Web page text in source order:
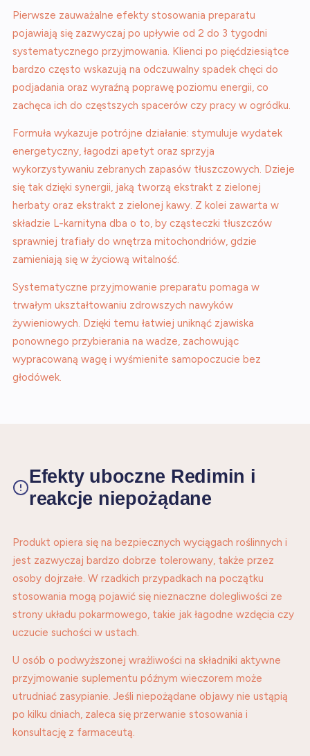
Pierwsze zauważalne efekty stosowania preparatu
pojawiają się zazwyczaj po upływie od 2 do 3 tygodni
systematycznego przyjmowania. Klienci po pięćdziesiątce
bardzo często wskazują na odczuwalny spadek chęci do
podjadania oraz wyraźną poprawę poziomu energii, co
zachęca ich do częstszych spacerów czy pracy w ogródku.
Formuła wykazuje potrójne działanie: stymuluje wydatek
energetyczny, łagodzi apetyt oraz sprzyja
wykorzystywaniu zebranych zapasów tłuszczowych. Dzieje
się tak dzięki synergii, jaką tworzą ekstrakt z zielonej
herbaty oraz ekstrakt z zielonej kawy. Z kolei zawarta w
składzie L-karnityna dba o to, by cząsteczki tłuszczów
sprawniej trafiały do wnętrza mitochondriów, gdzie
zamieniają się w życiową witalność.
Systematyczne przyjmowanie preparatu pomaga w
trwałym ukształtowaniu zdrowszych nawyków
żywieniowych. Dzięki temu łatwiej uniknąć zjawiska
ponownego przybierania na wadze, zachowując
wypracowaną wagę i wyśmienite samopoczucie bez
głodówek.
Efekty uboczne Redimin i
reakcje niepożądane
Produkt opiera się na bezpiecznych wyciągach roślinnych i
jest zazwyczaj bardzo dobrze tolerowany, także przez
osoby dojrzałe. W rzadkich przypadkach na początku
stosowania mogą pojawić się nieznaczne dolegliwości ze
strony układu pokarmowego, takie jak łagodne wzdęcia czy
uczucie suchości w ustach.
U osób o podwyższonej wrażliwości na składniki aktywne
przyjmowanie suplementu późnym wieczorem może
utrudniać zasypianie. Jeśli niepożądane objawy nie ustąpią
po kilku dniach, zaleca się przerwanie stosowania i
konsultację z farmaceutą.